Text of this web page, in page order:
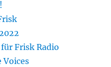
Frisk Radio
Voices